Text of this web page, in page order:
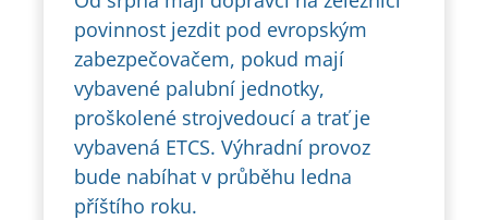
povinnost jezdit pod evropským
zabezpečovačem, pokud mají
vybavené palubní jednotky,
proškolené strojvedoucí a trať je
vybavená ETCS. Výhradní provoz
bude nabíhat v průběhu ledna
příštího roku.